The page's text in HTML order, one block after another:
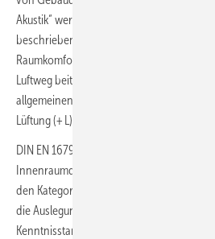
Akustik“ werden im FGK-Status-Report 58
beschrieben, die in Bezug auf die
Raumkomfort und zur Verringerung des
Luftweg beitragen können. Dabei wird
allgemeinen Hygieneregeln (AHA) und die
Lüftung (+ L) eingehalten werden.
DIN EN 16798-1 (Nationaler Anhang)
Innenraumqualität vier Kategorien. Im
den Kategorien I und II für Räume mit Be-
die Auslegungswerte für die Befeuchtung
Kenntnisstand angepasst. In der Kategorie